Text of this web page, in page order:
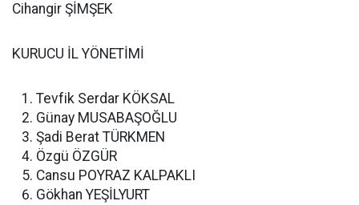
Cihangir ŞİMŞEK
KURUCU İL YÖNETİMİ
Tevfik Serdar KÖKSAL
Günay MUSABAŞOĞLU
Şadi Berat TÜRKMEN
Özgü ÖZGÜR
Cansu POYRAZ KALPAKLI
Gökhan YEŞİLYURT